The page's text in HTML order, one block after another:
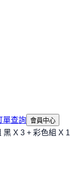
單查詢 會員中心
X 3 + 彩色組 X 1